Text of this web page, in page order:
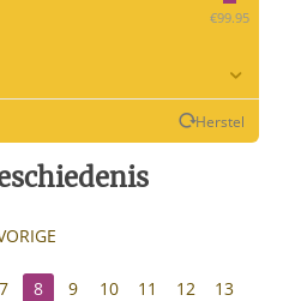
‎€99.95
Herstel
7 8 9 10 11 12
13